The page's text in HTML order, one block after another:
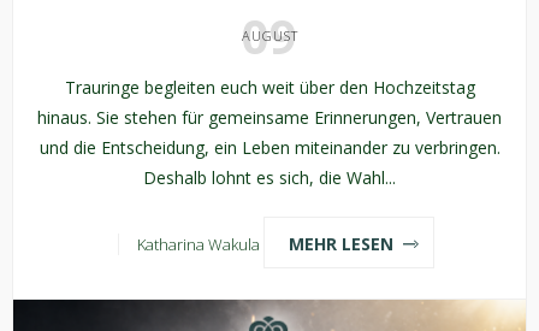
09
AUGUST
Trauringe begleiten euch weit über den Hochzeitstag
hinaus. Sie stehen für gemeinsame Erinnerungen, Vertrauen
und die Entscheidung, ein Leben miteinander zu verbringen.
Deshalb lohnt es sich, die Wahl...
Katharina Wakula MEHR LESEN